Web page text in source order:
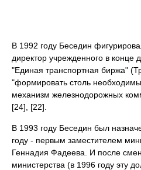
В 1992 году Беседин
директор учрежденного в конце
"Единая транспортная биржа"
"формировать столь
механизм железнодорожных
[24], [22].
В 1993 году Беседин был
году - первым заместителем
Геннадия Фадеева. И после
министерства (в 1996 году эту